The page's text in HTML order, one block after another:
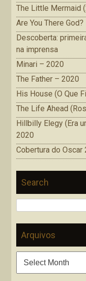
The Little Mermaid
Are You There
Descoberta:
na imprensa
Minari – 2020
The Father – 2020
His House (O Que
The Life Ahead
Hillbilly Elegy (Era
2020
Cobertura do Oscar
Search
Arquivos